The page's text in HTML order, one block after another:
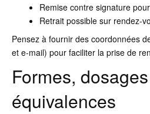
Remise contre signature
Retrait possible sur rendez-
Pensez à fournir des coordonnées
et e-mail) pour faciliter la prise de
Formes,
équivalences